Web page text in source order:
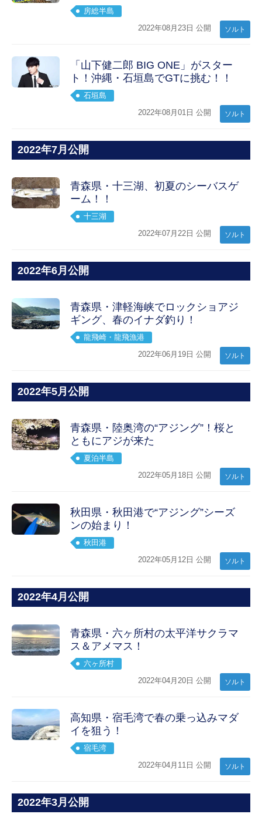
房総半島
ソルト
2022年08月23日 公開
「山下健二郎 BIG ONE」がスター
ト！沖縄・石垣島でGTに挑む！！
石垣島
ソルト
2022年08月01日 公開
2022年7月公開
青森県・十三湖、初夏のシーバスゲ
ーム！！
十三湖
ソルト
2022年07月22日 公開
2022年6月公開
青森県・津軽海峡でロックショアジ
ギング、春のイナダ釣り！
龍飛崎・龍飛漁港
ソルト
2022年06月19日 公開
2022年5月公開
青森県・陸奥湾の“アジング”！桜と
ともにアジが来た
夏泊半島
ソルト
2022年05月18日 公開
秋田県・秋田港で“アジング”シーズ
ンの始まり！
秋田港
ソルト
2022年05月12日 公開
2022年4月公開
青森県・六ヶ所村の太平洋サクラマ
ス＆アメマス！
六ヶ所村
ソルト
2022年04月20日 公開
高知県・宿毛湾で春の乗っ込みマダ
イを狙う！
宿毛湾
ソルト
2022年04月11日 公開
2022年3月公開